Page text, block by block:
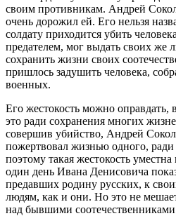
своим противникам. Андрей
очень дорожил ей. Его нельзя
солдату приходится убить
предателем, мог выдать своих же
сохранить жизни своих
пришлось задушить человека,
военных.
Его жестокость можно оправдать,
это ради сохранения многих
совершив убийство, Андрей
пожертвовал жизнью одного,
поэтому такая жестокость
один день Ивана Денисовича
предавших родину русских, к
людям, как и они. Но это не
над бывшими